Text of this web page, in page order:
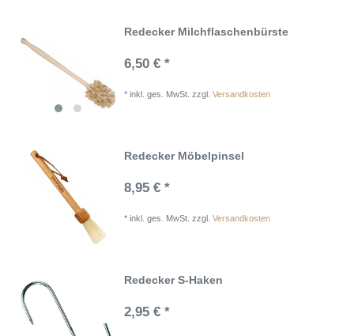
Redecker Milchflaschenbürste
6,50 € *
*inkl. ges. MwSt. zzgl.Versandkosten
Redecker Möbelpinsel
8,95 € *
*inkl. ges. MwSt. zzgl.Versandkosten
Redecker S-Haken
2,95 € *